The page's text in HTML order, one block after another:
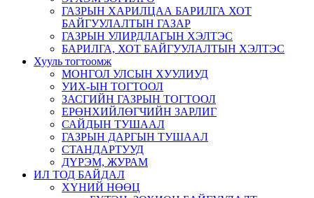
ГАЗРЫН ХАРИЛЦАА БАРИЛГА ХОТ
БАЙГУУЛАЛТЫН ГАЗАР
ГАЗРЫН УЛИРДЛАГЫН ХЭЛТЭС
БАРИЛГА, ХОТ БАЙГУУЛАЛТЫН ХЭЛТЭС
Хууль тогтоомж
МОНГОЛ УЛСЫН ХУУЛИУД
УИХ-ЫН ТОГТООЛ
ЗАСГИЙН ГАЗРЫН ТОГТООЛ
ЕРӨНХИЙЛӨГЧИЙН ЗАРЛИГ
САЙДЫН ТУШААЛ
ГАЗРЫН ДАРГЫН ТУШААЛ
СТАНДАРТУУД
ДҮРЭМ, ЖУРАМ
ИЛ ТОД БАЙДАЛ
ХҮНИЙ НӨӨЦ